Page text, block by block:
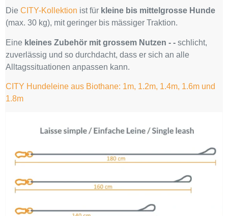
Die CITY-Kollektion ist für kleine bis mittelgrosse Hunde
(max. 30 kg), mit geringer bis mässiger Traktion.
Eine kleines Zubehör mit grossem Nutzen - - schlicht,
zuverlässig und so durchdacht, dass er sich an alle
Alltagssituationen anpassen kann.
CITY Hundeleine aus Biothane: 1m, 1.2m, 1.4m, 1.6m und
1.8m